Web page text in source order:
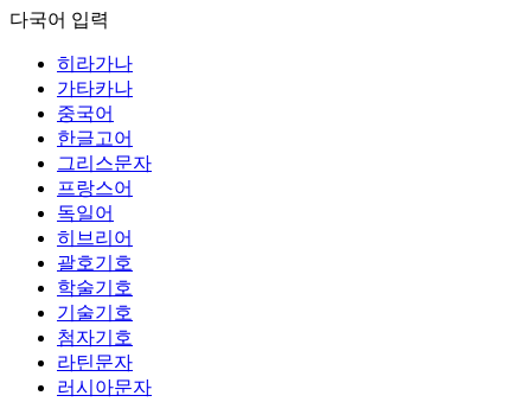
다국어 입력
히라가나
가타카나
중국어
한글고어
그리스문자
프랑스어
독일어
히브리어
괄호기호
학술기호
기술기호
첨자기호
라틴문자
러시아문자